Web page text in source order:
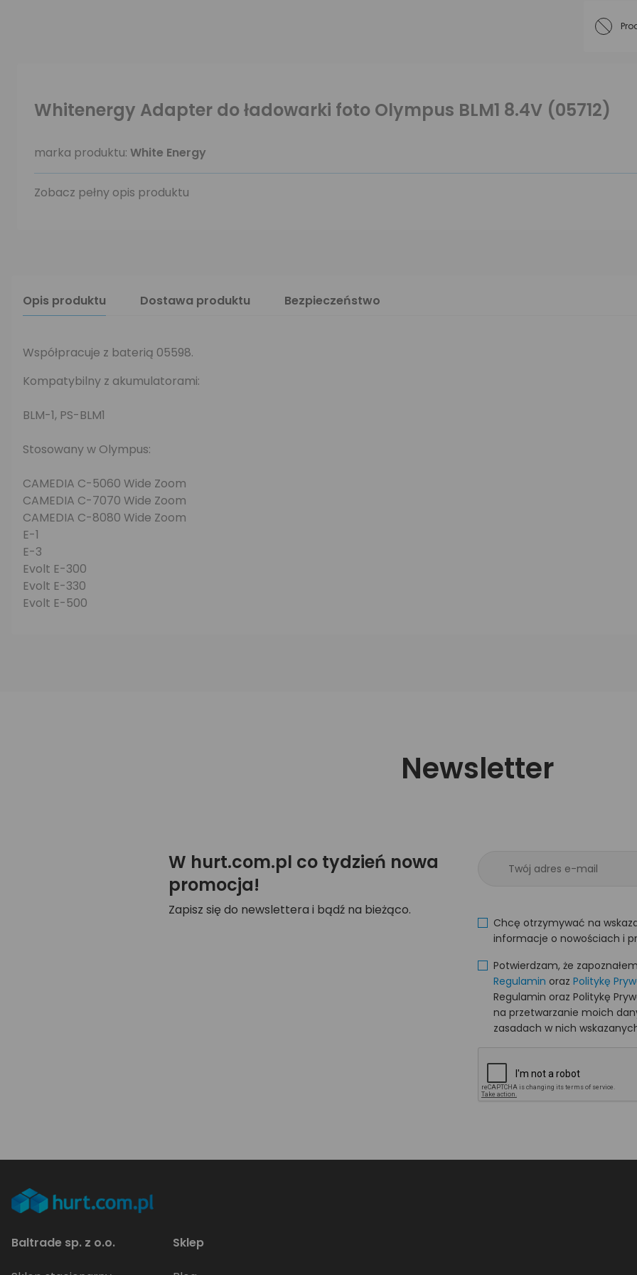
Whitenergy Adapter do ładowarki foto Olympus BLM1 8.4V (05712)
marka produktu: White Energy
Zobacz pełny opis produktu
Opis produktu Dostawa produktu Bezpieczeństwo
Współpracuje z baterią 05598.
Kompatybilny z akumulatorami:
BLM-1, PS-BLM1
Stosowany w Olympus:
CAMEDIA C-5060 Wide Zoom
CAMEDIA C-7070 Wide Zoom
CAMEDIA C-8080 Wide Zoom
E-1
E-3
Evolt E-300
Evolt E-330
Evolt E-500
Newsletter
W hurt.com.pl co tydzień nowa
promocja!
Zapisz się do newslettera i bądź na bieżąco.
Chcę otrzymywać na
informacje o nowościach i
Potwierdzam, że
Regulamin oraz Politykę
Regulamin oraz Politykę
na przetwarzanie moich
zasadach w nich
Baltrade sp. z o.o. Sklep